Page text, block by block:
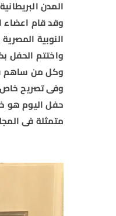
المدن
وقد قام اعضاء
النوبية
واختتم الحفل
وكل من ساهم
وفى تصريح خاص
حفل اليوم هو
متمثلة فى